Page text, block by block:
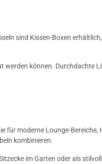
sind Kissen-Boxen
werden können. Durchdachte
für moderne Lounge-Bereiche,
kombinieren.
im Garten oder als